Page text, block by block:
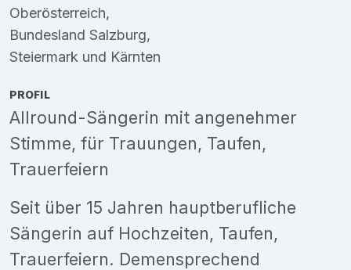
Oberösterreich,
Bundesland Salzburg,
Steiermark und Kärnten
PROFIL
Allround-Sängerin mit angenehmer
Stimme, für Trauungen, Taufen,
Trauerfeiern
Seit über 15 Jahren hauptberufliche
Sängerin auf Hochzeiten, Taufen,
Trauerfeiern. Demensprechend